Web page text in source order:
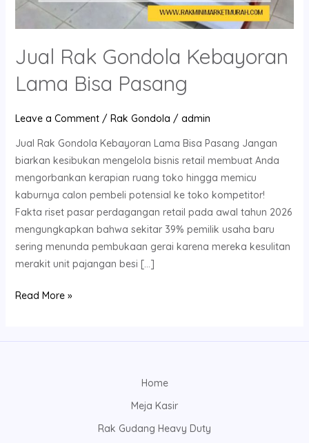
Jual Rak Gondola Kebayoran
Lama Bisa Pasang
Leave a Comment / Rak Gondola / admin
Jual Rak Gondola Kebayoran Lama Bisa Pasang Jangan
biarkan kesibukan mengelola bisnis retail membuat Anda
mengorbankan kerapian ruang toko hingga memicu
kaburnya calon pembeli potensial ke toko kompetitor!
Fakta riset pasar perdagangan retail pada awal tahun 2026
mengungkapkan bahwa sekitar 39% pemilik usaha baru
sering menunda pembukaan gerai karena mereka kesulitan
merakit unit pajangan besi […]
Read More »
Home
Meja Kasir
Rak Gudang Heavy Duty